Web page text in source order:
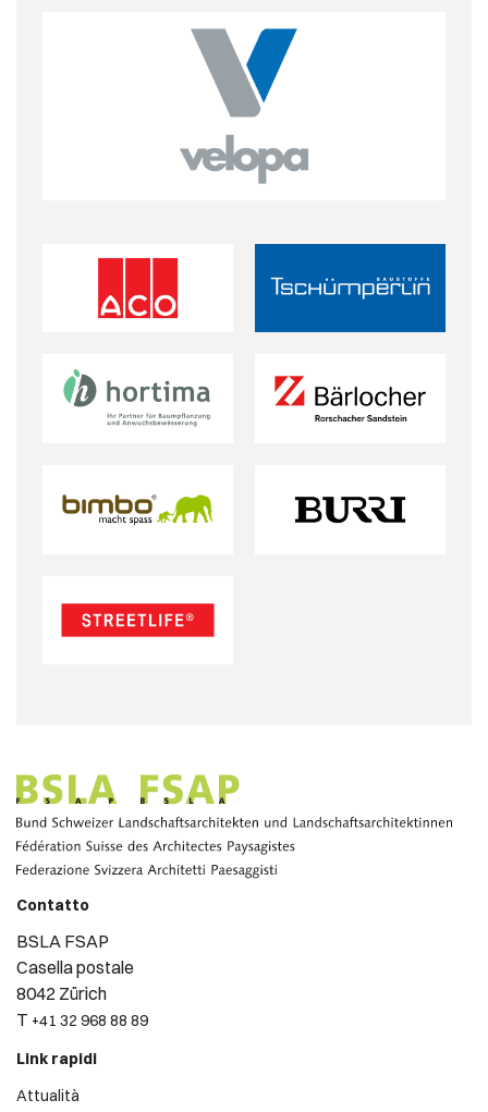
Contatto
BSLA FSAP
Casella postale
8042 Zürich
T +41 32 968 88 89
Link rapidi
Attualità